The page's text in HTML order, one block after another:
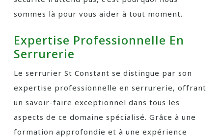
sommes là pour vous aider à tout moment.
Expertise Professionnelle En
Serrurerie
Le serrurier St Constant se distingue par son
expertise professionnelle en serrurerie, offrant
un savoir-faire exceptionnel dans tous les
aspects de ce domaine spécialisé. Grâce à une
formation approfondie et à une expérience